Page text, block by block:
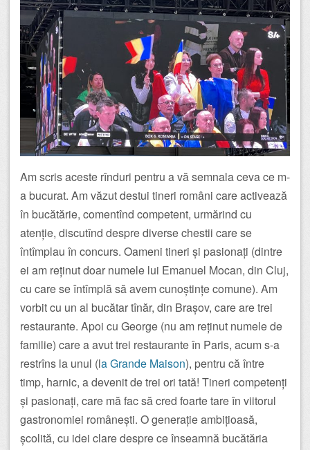
Am scris aceste rînduri pentru a vă semnala ceva ce m-
a bucurat. Am văzut destui tineri români care activează
în bucătărie, comentînd competent, urmărind cu
atenție, discutînd despre diverse chestii care se
întîmplau în concurs. Oameni tineri și pasionați (dintre
ei am reținut doar numele lui Emanuel Mocan, din Cluj,
cu care se întîmplă să avem cunoștințe comune). Am
vorbit cu un al bucătar tînăr, din Brașov, care are trei
restaurante. Apoi cu George (nu am reținut numele de
familie) care a avut trei restaurante în Paris, acum s-a
restrîns la unul (la Grande Maison), pentru că între
timp, harnic, a devenit de trei ori tată! Tineri competenți
și pasionați, care mă fac să cred foarte tare în viitorul
gastronomiei românești. O generație ambițioasă,
școlită, cu idei clare despre ce înseamnă bucătăria